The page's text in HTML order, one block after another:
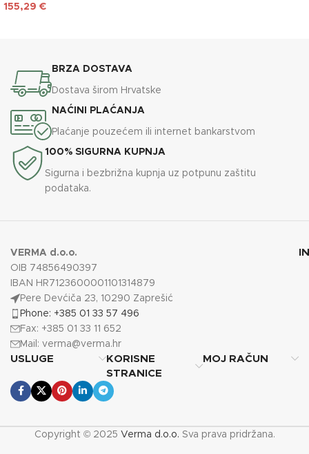
155,29 €
BRZA DOSTAVA
Dostava širom Hrvatske
NAĆINI PLAĆANJA
Plaćanje pouzećem ili internet bankarstvom
100% SIGURNA KUPNJA
Sigurna i bezbrižna kupnja uz potpunu zaštitu
podataka.
VERMA d.o.o.
OIB 74856490397
IBAN HR7123600001101314879
Pere Devćiča 23, 10290 Zaprešić
Phone: +385 01 33 57 496
Fax: +385 01 33 11 652
Mail: verma@verma.hr
USLUGE
KORISNE
STRANICE
MOJ RAČUN
Copyright © 2025 Verma d.o.o. Sva prava pridržana.